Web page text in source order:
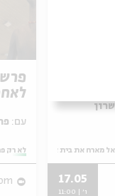
מארח את בית אבי חי
17.05
ו' | 11:00
עם:
מתוך:
לא רק